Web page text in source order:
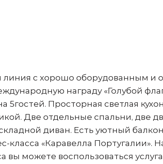
линия с хорошо оборудованным
награду «Голубой
5гостей. Просторная светлая
Две отдельные спальни, две
диван. Есть уютный
«Каравелла Португалии».
можете воспользоваться